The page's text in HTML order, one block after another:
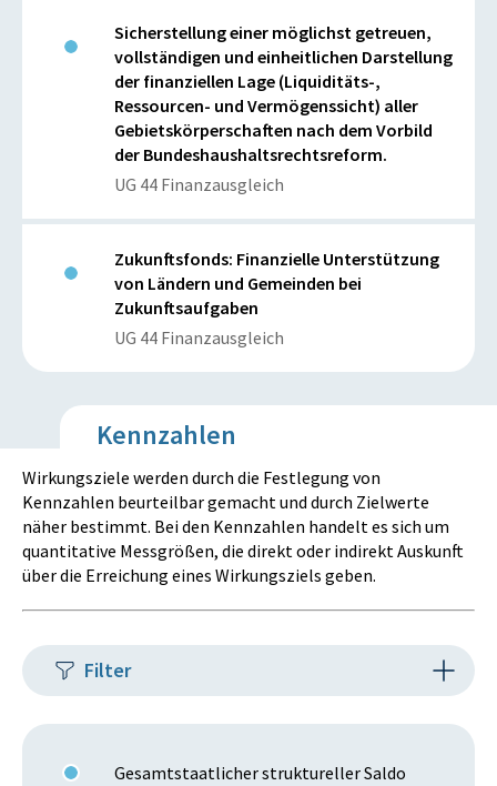
Sicherstellung einer möglichst getreuen,
vollständigen und einheitlichen Darstellung
der finanziellen Lage (Liquiditäts-,
Ressourcen- und Vermögenssicht) aller
Gebietskörperschaften nach dem Vorbild
der Bundeshaushaltsrechtsreform.
UG 44 Finanzausgleich
Zukunftsfonds: Finanzielle Unterstützung
von Ländern und Gemeinden bei
Zukunftsaufgaben
UG 44 Finanzausgleich
Kennzahlen
Wirkungsziele werden durch die Festlegung von
Kennzahlen beurteilbar gemacht und durch Zielwerte
näher bestimmt. Bei den Kennzahlen handelt es sich um
quantitative Messgrößen, die direkt oder indirekt Auskunft
über die Erreichung eines Wirkungsziels geben.
Filter
Gesamtstaatlicher struktureller Saldo